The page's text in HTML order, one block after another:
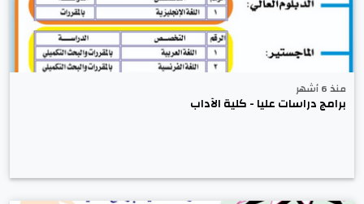
منذ 6 أشهر
برامج دراسات عليا - كلية الآداب